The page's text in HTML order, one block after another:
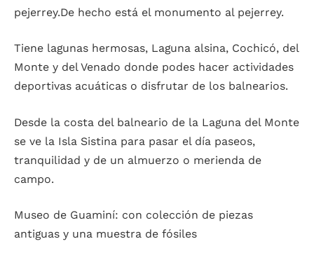
pejerrey.De hecho está el monumento al pejerrey.
Tiene lagunas hermosas, Laguna alsina, Cochicó, del
Monte y del Venado donde podes hacer actividades
deportivas acuáticas o disfrutar de los balnearios.
Desde la costa del balneario de la Laguna del Monte
se ve la Isla Sistina para pasar el día paseos,
tranquilidad y de un almuerzo o merienda de
campo.
Museo de Guaminí: con colección de piezas
antiguas y una muestra de fósiles